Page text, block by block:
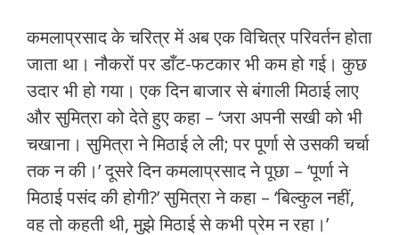
कमलाप्रसाद के चरित्र में अब एक विचित्र परिवर्तन होता
जाता था। नौकरों पर डाँट-फटकार भी कम हो गई। कुछ
उदार भी हो गया। एक दिन बाजार से बंगाली मिठाई लाए
और सुमित्रा को देते हुए कहा – ‘जरा अपनी सखी को भी
चखाना। सुमित्रा ने मिठाई ले ली; पर पूर्णा से उसकी चर्चा
तक न की।’ दूसरे दिन कमलाप्रसाद ने पूछा – ‘पूर्णा ने
मिठाई पसंद की होगी?’ सुमित्रा ने कहा – ‘बिल्कुल नहीं,
वह तो कहती थी, मुझे मिठाई से कभी प्रेम न रहा।’